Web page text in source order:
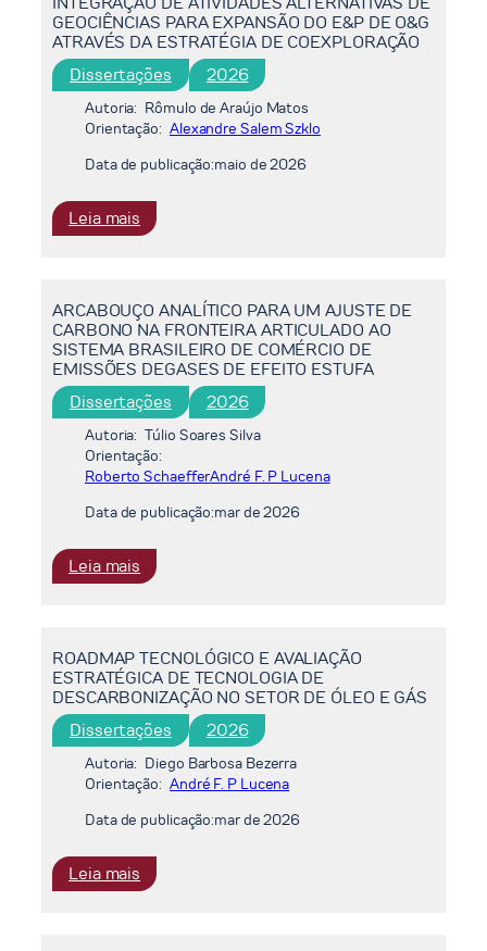
GEOCIÊNCIAS PARA EXPANSÃO DO E&P DE O&G
ATRAVÉS DA ESTRATÉGIA DE COEXPLORAÇÃO
Dissertações 2026
Autoria: Rômulo de Araújo Matos
Orientação: Alexandre Salem Szklo
Data de publicação:maio de 2026
Leia mais
INTEGRAÇÃO
ALTERNATIVAS
DE
GEOCIÊNCIAS
PARA
EXPANSÃO
DO
E&P
DE
O&G
ATRAVÉS
DA
ESTRATÉGIA
ARCABOUÇO ANALÍTICO PARA UM AJUSTE DE
CARBONO NA FRONTEIRA ARTICULADO AO
SISTEMA BRASILEIRO DE COMÉRCIO DE
EMISSÕES DEGASES DE EFEITO ESTUFA
Dissertações 2026
Autoria: Túlio Soares Silva
Orientação:
Roberto SchaefferAndré F. P Lucena
Data de publicação:mar de 2026
Leia mais
ARCABOUÇO
UM
AJUSTE
DE
CARBONO
NA
FRONTEIRA
AO
SISTEMA
BRASILEIRO
DE
ROADMAP TECNOLÓGICO E AVALIAÇÃO
ESTRATÉGICA DE TECNOLOGIA DE
DESCARBONIZAÇÃO NO SETOR DE ÓLEO E GÁS
Dissertações 2026
Autoria: Diego Barbosa Bezerra
Orientação: André F. P Lucena
Data de publicação:mar de 2026
Leia mais
ROADMAP